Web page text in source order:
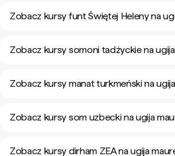
Zobacz kursy funt Świętej Heleny na
Zobacz kursy somoni tadżyckie na
Zobacz kursy manat turkmeński na
Zobacz kursy som uzbecki na ugija
Zobacz kursy dirham ZEA na ugija